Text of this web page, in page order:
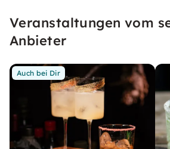
erleben, welches Du so schnell
wirst.
Veranstaltungen vom
Anbieter
Auch bei Dir